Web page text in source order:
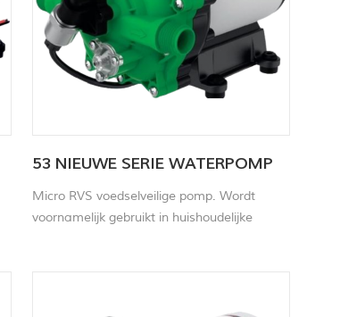
53 NIEUWE SERIE WATERPOMP
Micro RVS voedselveilige pomp. Wordt
voornamelijk gebruikt in huishoudelijke